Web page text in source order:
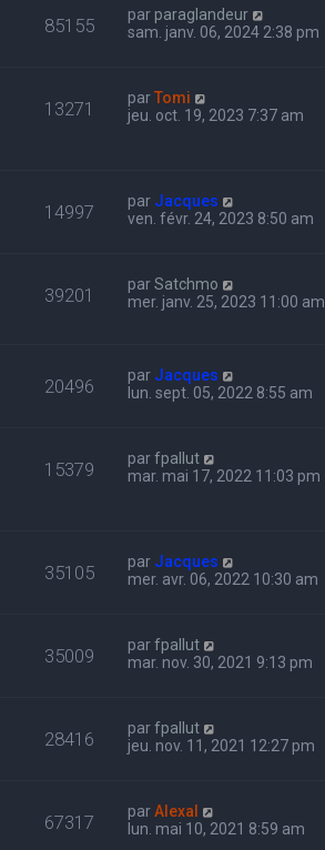
85155 par paraglandeur
sam. janv. 06, 2024 2:38 pm
13271 parTomi
jeu. oct. 19, 2023 7:37 am
14997 par Jacques
ven. févr. 24, 2023 8:50 am
39201 parSatchmo
mer. janv. 25, 2023 11:00 am
20496 par Jacques
lun. sept. 05, 2022 8:55 am
15379 parfpallut
mar. mai 17, 2022 11:03 pm
35105 par Jacques
mer. avr. 06, 2022 10:30 am
35009 parfpallut
mar. nov. 30, 2021 9:13 pm
28416 parfpallut
jeu. nov. 11, 2021 12:27 pm
67317 parAlexal
lun. mai 10, 2021 8:59 am